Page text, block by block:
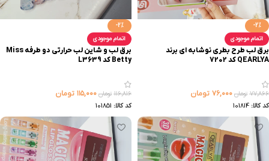
-2%
اتمام موجودی
برق لب طرح بطری نوشابه ای برند
۷۷,۸۶۶ تومان ۷۶,۰۰۰ تومان
کد کالا: 101814
-2%
اتمام موجودی
برق لب و شاین لب حرارتی دو طرفه ‏Miss
Betty‏ کد L3639
۱۱۶,۸۱۶ تومان ۱۱۵,۰۰۰ تومان
کد کالا: 101851